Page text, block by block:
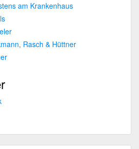
am Krankenhaus
Rasch & Hüttner